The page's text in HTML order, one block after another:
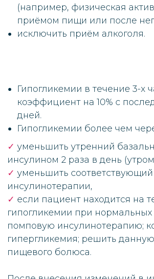
(например, физическая
приёмом пищи или после
исключить приём алкоголя.
Гипогликемии в течение 3-
коэффициент на 10% с
дней.
Гипогликемии более чем
✓ уменьшить утренний
инсулином 2 раза в день
✓ уменьшить
инсулинотерапии,
✓ если пациент находится на
гипогликемии при нормальных
помповую инсулинотерапию;
гипергликемия; решить
пищевого болюса.